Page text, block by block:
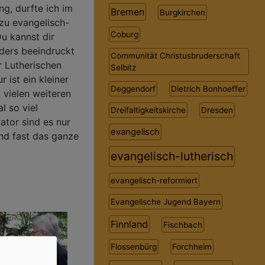
durfte ich im
evangelisch-
kannst dir
beeindruckt
Lutherischen
ist ein kleiner
weiteren
so viel
sind es nur
fast das ganze
Bremen Burgkirchen
Coburg
Communität Christusbruderschaft
Selbitz
Deggendorf Dietrich Bonhoeffer
Dreifaltigkeitskirche Dresden
evangelisch
evangelisch-lutherisch
evangelisch-reformiert
Evangelische Jugend Bayern
Finnland Fischbach
Flossenbürg Forchheim